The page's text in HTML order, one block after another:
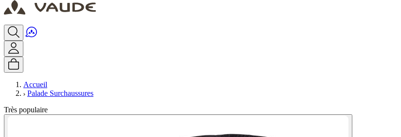
Accueil
Palade Surchaussures
Très populaire